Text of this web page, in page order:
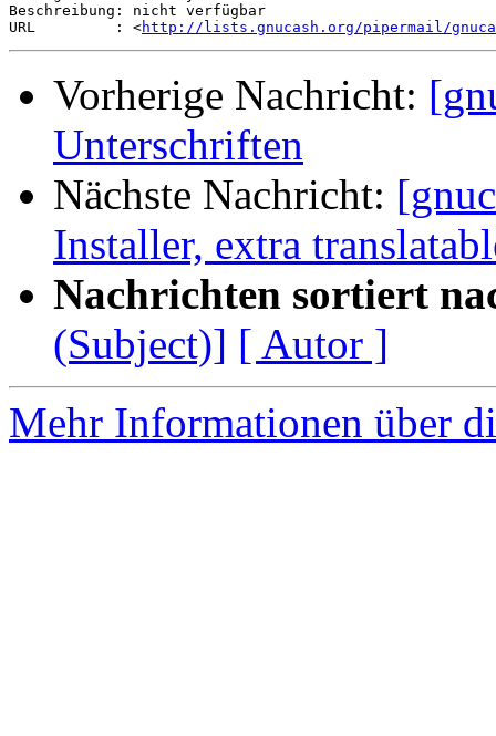
Beschreibung: nicht verfügbar
URL         : <http://lists.gnucash.org/pipermail/
Vorherige Nachricht:
Unterschriften
Nächste Nachricht:
Installer, extra
Nachrichten sortiert
(Subject)] [ Autor ]
Mehr Informationen über